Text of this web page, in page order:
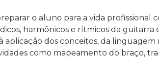
o aluno para a vida profissional
harmônicos e rítmicos da guitarra
aplicação dos conceitos, da
como mapeamento do braço,